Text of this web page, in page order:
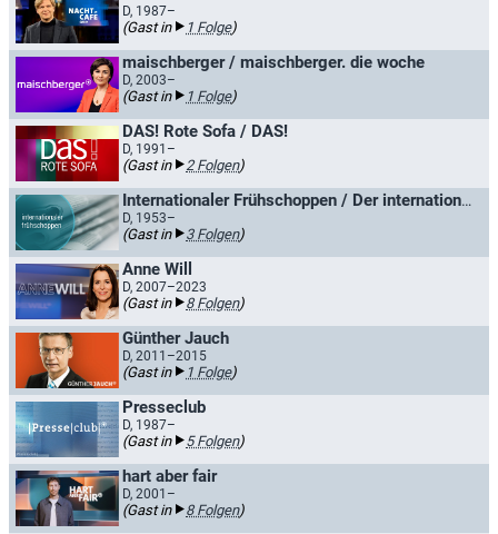
D, 1987–
(Gast in 1 Folge)
maischberger / maischberger. die woche
D, 2003–
(Gast in 1 Folge)
DAS! Rote Sofa / DAS!
D, 1991–
(Gast in 2 Folgen)
Internationaler Frühschoppen / Der internationale Frühschoppen
D, 1953–
(Gast in 3 Folgen)
Anne Will
D, 2007–2023
(Gast in 8 Folgen)
Günther Jauch
D, 2011–2015
(Gast in 1 Folge)
Presseclub
D, 1987–
(Gast in 5 Folgen)
hart aber fair
D, 2001–
(Gast in 8 Folgen)